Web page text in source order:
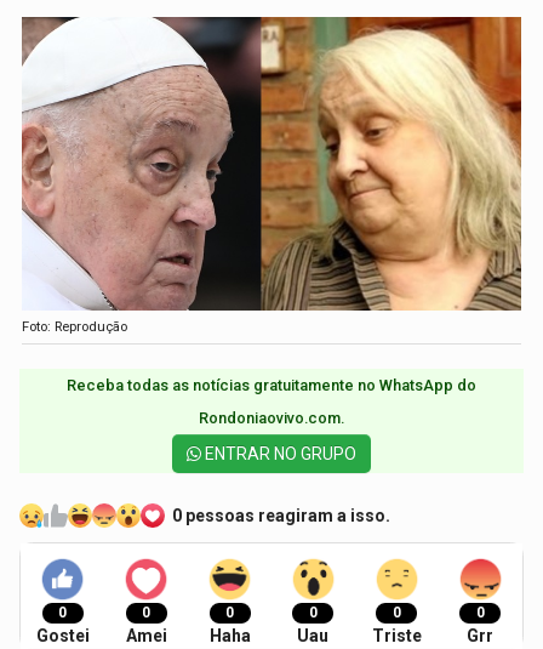
Foto: Reprodução
Receba todas as notícias gratuitamente no WhatsApp do
Rondoniaovivo.com.​
ENTRAR NO GRUPO
0 pessoas reagiram a isso.
0
Gostei
0
Amei
0
Haha
0
Uau
0
Triste
0
Grr